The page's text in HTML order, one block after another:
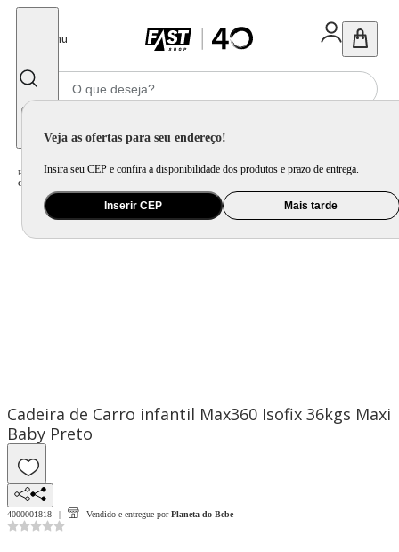
Menu
Veja as ofertas para seu endereço!
Insira seu CEP e confira a disponibilidade dos produtos e prazo de entrega.
Inserir CEP Mais tarde
Home Bebê / Passeio / Cadeira para Auto e Assento de Elevação
/
Cadeira de Carro infantil Max360 Isofix 36kgs Maxi Baby
Cadeira de Carro infantil Max360 Isofix 36kgs Maxi
Baby Preto
4000001818 Vendido e entregue por Planeta do Bebe